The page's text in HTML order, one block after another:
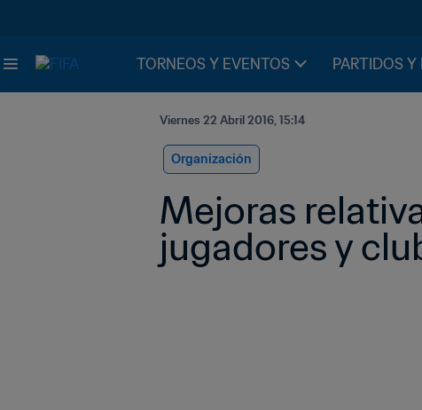
TORNEOS Y EVENTOS PARTIDOS
Viernes 22 Abril 2016, 15:14
Organización
Mejoras
jugadores y